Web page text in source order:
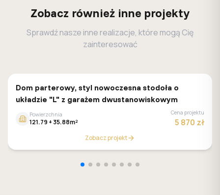
Zobacz również inne projekty
Sprawdź nasze inne realizacje, które mogą Cię
zainteresować
Z500
Dom parterowy, styl nowoczesna stodoła o
układzie "L" z garażem dwustanowiskowym
Powierzchnia
121.79 + 35.88m²
Cena projektu
5 870 zł
Zobacz projekt